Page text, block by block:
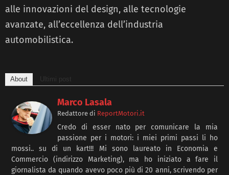
alle innovazioni del design, alle tecnologie
avanzate, all’eccellenza dell’industria
automobilistica.
About Ultimi post
Marco Lasala
Redattore di ReportMotori.it
Credo di esser nato per comunicare la mia
passione per i motori: i miei primi passi li ho
mossi.. su di un kart!!! Mi sono laureato in Economia e
Commercio (indirizzo Marketing), ma ho iniziato a fare il
giornalista da quando avevo poco più di 20 anni, scrivendo per